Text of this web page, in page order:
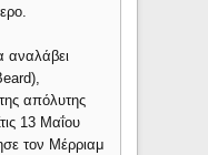
αναλάβει
απόλυτης
13 Μαΐου
τον Μέρριαμ